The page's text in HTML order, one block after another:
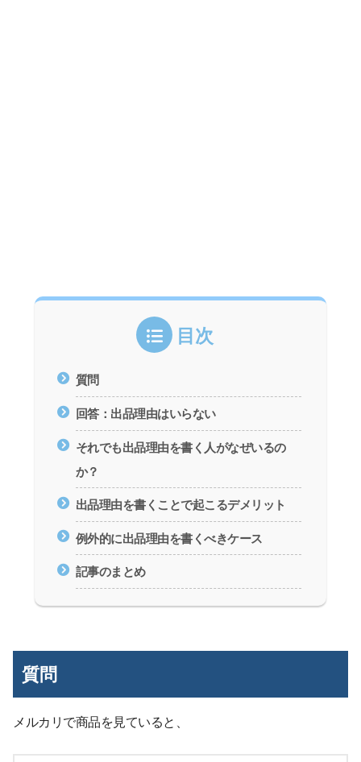
目次
質問
回答：出品理由はいらない
それでも出品理由を書く人がなぜいるの
か？
出品理由を書くことで起こるデメリット
例外的に出品理由を書くべきケース
記事のまとめ
質問
メルカリで商品を見ていると、